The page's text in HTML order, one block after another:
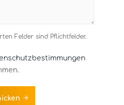
Felder sind Pflichtfelder.